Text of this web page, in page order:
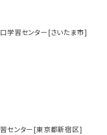
学習センター[さいたま市]
センター[東京都新宿区]